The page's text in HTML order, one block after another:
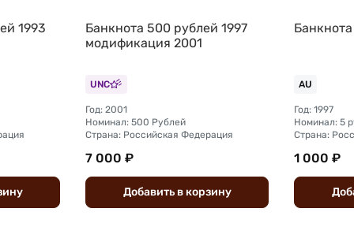
1993
Банкнота 500 рублей 1997
модификация 2001
UNC
Год: 2001
Номинал: 500 Рублей
Страна: Российская Федерация
7 000 ₽
Добавить вкорзину
AU
Год: 1997
Номинал: 5
Страна:
1 000 ₽